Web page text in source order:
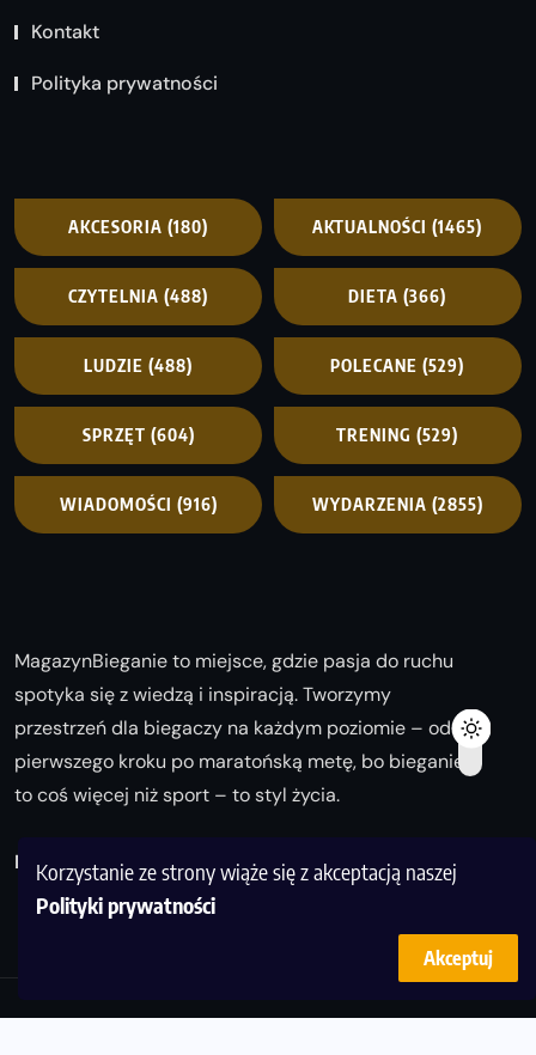
Korzystanie ze strony wiąże się z akceptacją naszej
Polityki prywatności
Akceptuj
Kontakt
Polityka prywatności
AKCESORIA (180) AKTUALNOŚCI (1465)
CZYTELNIA (488) DIETA (366)
LUDZIE (488) POLECANE (529)
SPRZĘT (604) TRENING (529)
WIADOMOŚCI (916) WYDARZENIA (2855)
MagazynBieganie to miejsce, gdzie pasja do ruchu
spotyka się z wiedzą i inspiracją. Tworzymy
przestrzeń dla biegaczy na każdym poziomie – od
pierwszego kroku po maratońską metę, bo bieganie
to coś więcej niż sport – to styl życia.
Biegaj z nami i odkrywaj swoją najlepszą wersję!